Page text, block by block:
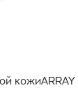
кожиARRAY